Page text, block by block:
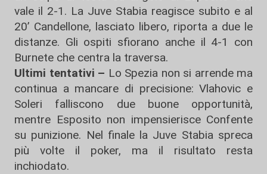
vale il 2-1. La Juve Stabia reagisce subito e al
20’ Candellone, lasciato libero, riporta a due le
distanze. Gli ospiti sfiorano anche il 4-1 con
Burnete che centra la traversa.
Ultimi tentativi – Lo Spezia non si arrende ma
continua a mancare di precisione: Vlahovic e
Soleri falliscono due buone opportunità,
mentre Esposito non impensierisce Confente
su punizione. Nel finale la Juve Stabia spreca
più volte il poker, ma il risultato resta
inchiodato.